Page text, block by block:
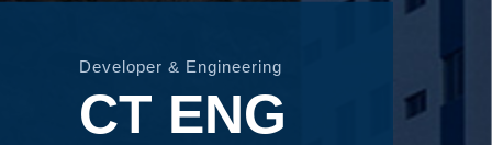
Developer & Engineering
CT ENG